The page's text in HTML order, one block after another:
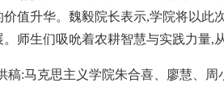
价值升华。魏毅院长表示,学院将以此
。师生们吸吮着农耕智慧与实践力量,
稿:马克思主义学院朱合喜、廖慧、周